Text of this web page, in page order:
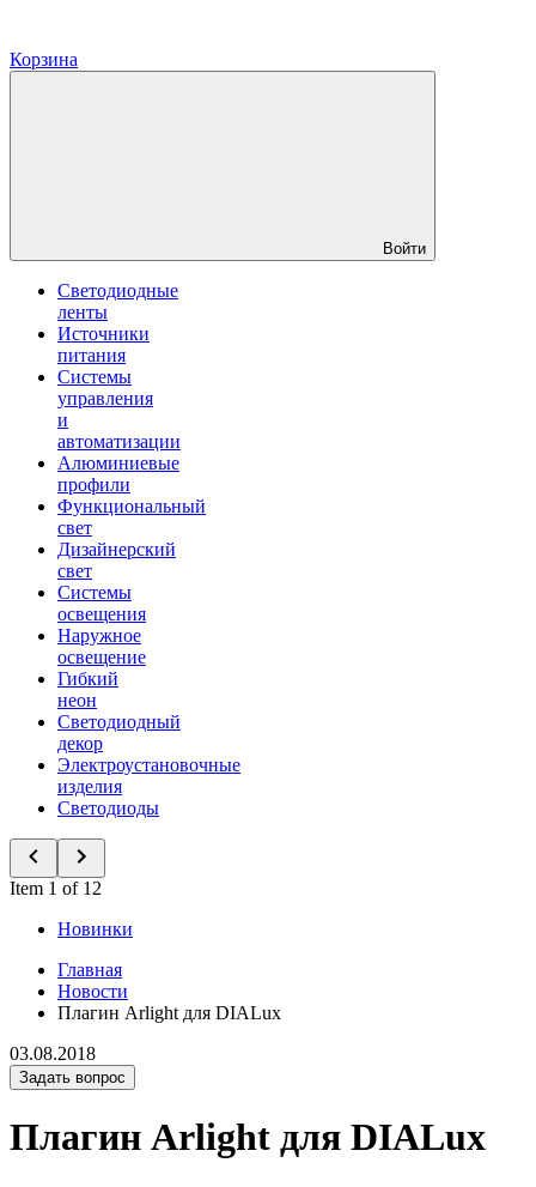
Корзина
Войти
Светодиодные
ленты
Источники
питания
Системы
управления
и
автоматизации
Алюминиевые
профили
Функциональный
свет
Дизайнерский
свет
Системы
освещения
Наружное
освещение
Гибкий
неон
Светодиодный
декор
Электроустановочные
изделия
Светодиоды
Item 1 of 12
Новинки
Главная
Новости
Плагин Arlight для DIALux
03.08.2018
Задать вопрос
Плагин Arlight для DIALux